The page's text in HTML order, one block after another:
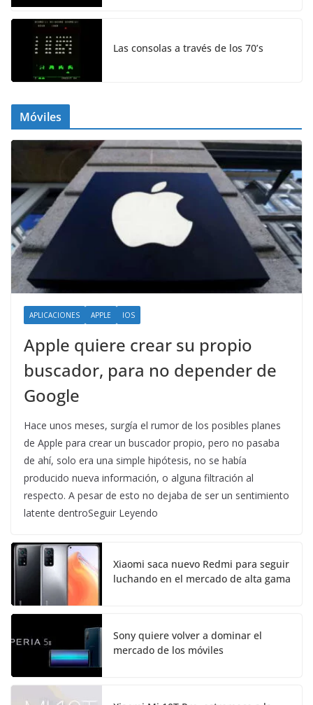
Las consolas a través de los 70’s
Móviles
APLICACIONES APPLE IOS
Apple quiere crear su propio
buscador, para no depender de
Google
Hace unos meses, surgía el rumor de los posibles planes
de Apple para crear un buscador propio, pero no pasaba
de ahí, solo era una simple hipótesis, no se había
producido nueva información, o alguna filtración al
respecto. A pesar de esto no dejaba de ser un sentimiento
latente dentroSeguir Leyendo
Xiaomi saca nuevo Redmi para seguir
luchando en el mercado de alta gama
Sony quiere volver a dominar el
mercado de los móviles